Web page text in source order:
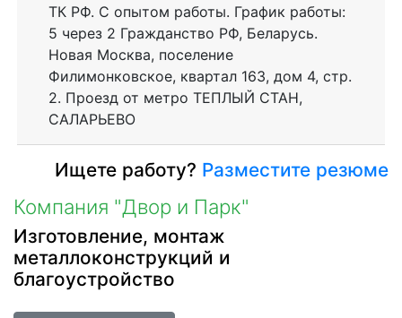
ТК РФ. С опытом работы. График работы:
5 через 2 Гражданство РФ, Беларусь.
Новая Москва, поселение
Филимонковское, квартал 163, дом 4, стр.
2. Проезд от метро ТЕПЛЫЙ СТАН,
САЛАРЬЕВО
Ищете работу? Разместите резюме
Компания "Двор и Парк"
Изготовление, монтаж
металлоконструкций и
благоустройство